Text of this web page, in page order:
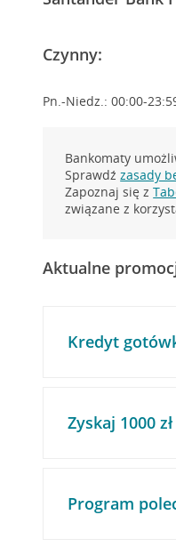
Czynny:
Pn.-Niedz.: 00:00-
Bankomaty
Sprawdźzasady
Zapoznaj się z
związane z
Aktualne
Kredyt
Zyskaj 1000 zł
Program